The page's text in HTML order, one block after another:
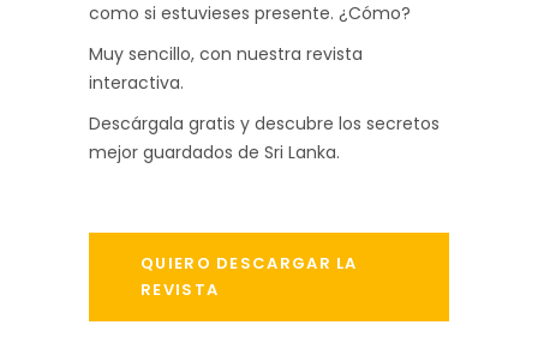
como si estuvieses presente. ¿Cómo?
Muy sencillo, con nuestra revista
interactiva.
Descárgala gratis y descubre los secretos
mejor guardados de Sri Lanka.
QUIERO DESCARGAR LA
REVISTA